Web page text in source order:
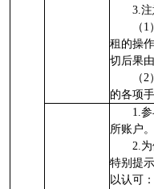
3.
（
租的操
切后果
（
的各项
1.
所账户。
2.
特别提
以认可